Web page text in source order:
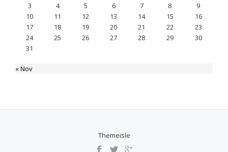
3
4 5 6 7 8
9
10
11 12 13 14 15
16
17
18 19 20 21 22
23
24
25 26 27 28 29
30
31
« Nov
Themeisle